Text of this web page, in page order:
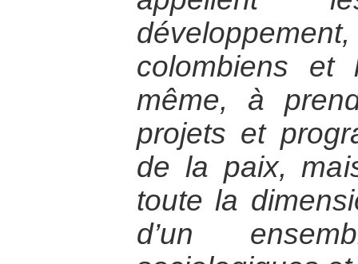
colombiens et
même, à
projets et
de la paix,
toute la
d’un